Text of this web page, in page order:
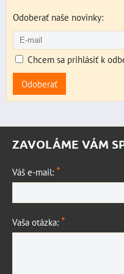
Odoberať naše novinky:
Chcem sa prihlásiť k
Odoberať
ZAVOLÁME VÁM
Váš e-mail: *
Vaša otázka: *